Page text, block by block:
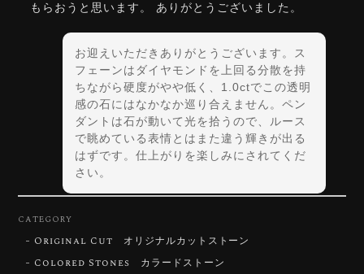
もらおうと思います。 ありがとうございました。
お迎えいただきありがとうございます。ス
フェーンはダイヤモンドを上回る分散を持
ちながら硬度がやや低く、1.0ctでこの透明
感の石にはなかなか巡り合えません。ペン
ダントは石が動いて光を拾うので、ルース
で眺めている表情とはまた違う輝きが出る
はずです。仕上がりを楽しみにされてくだ
さい。
2026/07/30
CATEGORY
Original Cut オリジナルカットストーン
Colored Stones カラードストーン